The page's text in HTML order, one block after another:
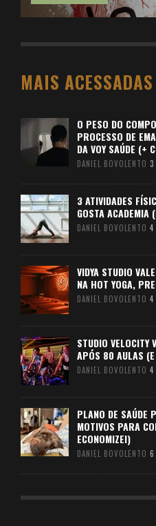
MAIS ACESSADAS
O PESO DO
PROCESSO DE
DA VOY SAÚDE (+
DANIEL BOVOLENTO 3
3 ATIVIDADES
GOSTA ACADEMIA
DANIEL BOVOLENTO 4
VIDYA STUDIO
NA HOT YOGA,
DANIEL BOVOLENTO 4
STUDIO VELOCITY
APÓS 80 AULAS (E
DANIEL BOVOLENTO 4
PLANO DE SAÚDE
MOTIVOS PARA
ECONOMIZEI)
DANIEL BOVOLENTO 6